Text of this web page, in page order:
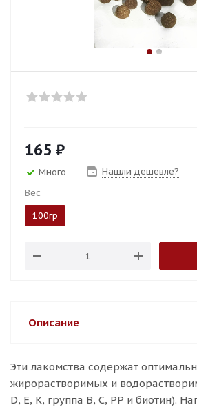
165 ₽
Много
Нашли дешевле?
Вес
100гр
Описание
Эти лакомства содержат
жирорастворимых и
D, Е, К, группа В, С, РР и биотин).